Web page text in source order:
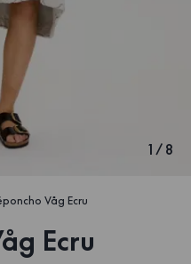
1 / 8
Våg Ecru
Ecru